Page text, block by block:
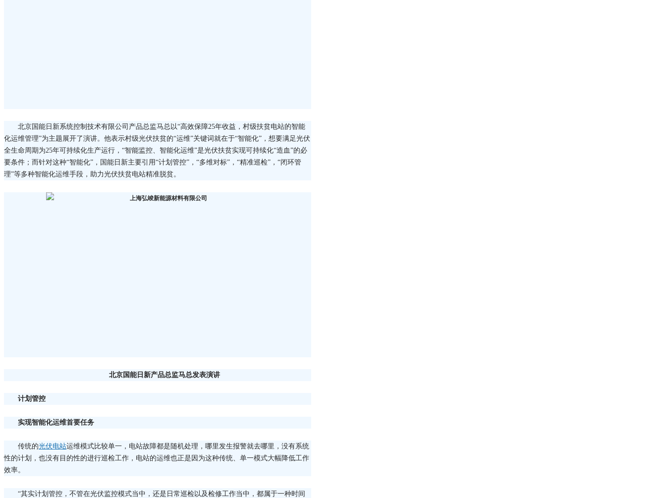
北京国能日新系统控制技术有限公司产品总监马总以“高效保障25年收益，村级扶贫电站的智能
化运维管理”为主题展开了演讲。他表示村级光伏扶贫的“运维”关键词就在于“智能化”，想要满足光伏
全生命周期为25年可持续化生产运行，“智能监控、智能化运维”是光伏扶贫实现可持续化“造血”的必
要条件；而针对这种“智能化”，国能日新主要引用“计划管控”，“多维对标”，“精准巡检”，“闭环管
理”等多种智能化运维手段，助力光伏扶贫电站精准脱贫。
北京国能日新产品总监马总发表演讲
计划管控
实现智能化运维首要任务
传统的光伏电站运维模式比较单一，电站故障都是随机处理，哪里发生报警就去哪里，没有系统
性的计划，也没有目的性的进行巡检工作，电站的运维也正是因为这种传统、单一模式大幅降低工作
效率。
“其实计划管控，不管在光伏监控模式当中，还是日常巡检以及检修工作当中，都属于一种时间